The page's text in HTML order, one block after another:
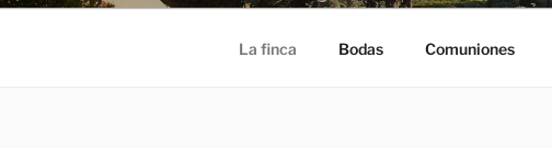
La finca Bodas Comuniones